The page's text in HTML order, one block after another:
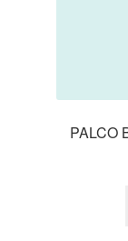
PALCO